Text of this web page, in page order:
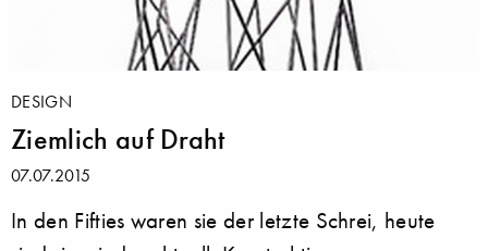
DESIGN
Ziemlich auf Draht
07.07.2015
In den Fifties waren sie der letzte Schrei, heute